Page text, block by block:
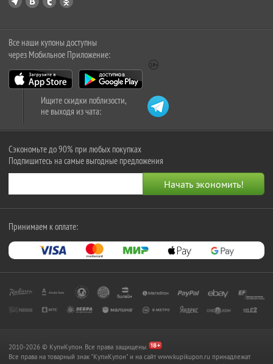
Все наши купоны доступны
через Мобильное Приложение:
Ищите скидки поблизости,
не выходя из чата:
Сэкономьте до 90% при любых покупках
Подпишитесь на самые выгодные предложения
Принимаем к оплате:
2010-2026 © КупиКупон. Все права защищены.
Все права на товарный знак "КупиКупон" и на сайт www.kupikupon.ru принадлежат